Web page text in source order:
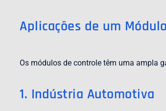
Aplicações de um
Os módulos de controle têm uma ampla
1. Indústria Automotiva